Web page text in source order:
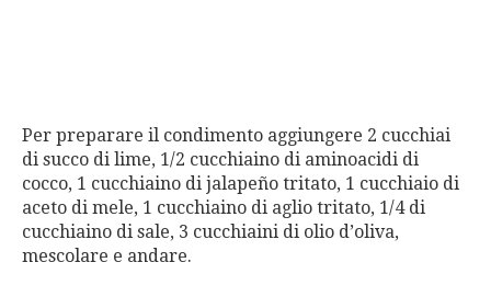
Per preparare il condimento aggiungere 2 cucchiai
di succo di lime, 1/2 cucchiaino di aminoacidi di
cocco, 1 cucchiaino di jalapeño tritato, 1 cucchiaio di
aceto di mele, 1 cucchiaino di aglio tritato, 1/4 di
cucchiaino di sale, 3 cucchiaini di olio d’oliva,
mescolare e andare.